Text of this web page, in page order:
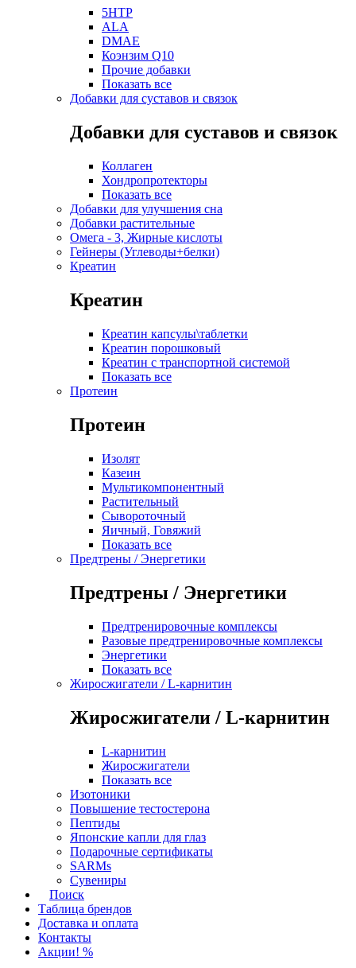
5HTP
ALA
DMAE
Коэнзим Q10
Прочие добавки
Показать все
Добавки для суставов и связок
Добавки для суставов и связок
Коллаген
Хондропротекторы
Показать все
Добавки для улучшения сна
Добавки растительные
Омега - 3, Жирные кислоты
Гейнеры (Углеводы+белки)
Креатин
Креатин
Креатин капсулы\таблетки
Креатин порошковый
Креатин с транспортной системой
Показать все
Протеин
Протеин
Изолят
Казеин
Мультикомпонентный
Растительный
Сывороточный
Яичный, Говяжий
Показать все
Предтрены / Энергетики
Предтрены / Энергетики
Предтренировочные комплексы
Разовые предтренировочные комплексы
Энергетики
Показать все
Жиросжигатели / L-карнитин
Жиросжигатели / L-карнитин
L-карнитин
Жиросжигатели
Показать все
Изотоники
Повышение тестостерона
Пептиды
Японские капли для глаз
Подарочные сертификаты
SARMs
Сувениры
Поиск
Таблица брендов
Доставка и оплата
Контакты
Акции! %